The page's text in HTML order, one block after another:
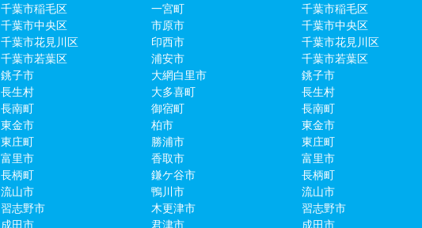
千葉市稲毛区
千葉市中央区
千葉市花見川区
千葉市若葉区
銚子市
長生村
長南町
東金市
東庄町
富里市
長柄町
流山市
習志野市
成田市
一宮町
市原市
印西市
浦安市
大網白里市
大多喜町
御宿町
柏市
勝浦市
香取市
鎌ケ谷市
鴨川市
木更津市
君津市
千葉市稲毛区
千葉市中央区
千葉市花見川区
千葉市若葉区
銚子市
長生村
長南町
東金市
東庄町
富里市
長柄町
流山市
習志野市
成田市